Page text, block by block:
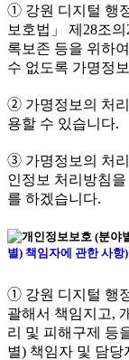
➀ 강원 디지털 행
보호법」 제28조
록보존 등을 위하
수 없도록 가명정
➁ 가명정보의 처
용할 수 있습니다.
➂ 가명정보의 처
인정보 처리방침
를 하겠습니다.
별) 책임자에 관한 사항)
➀ 강원 디지털 행
괄해서 책임지고,
리 및 피해구제 등
별) 책임자 및 담